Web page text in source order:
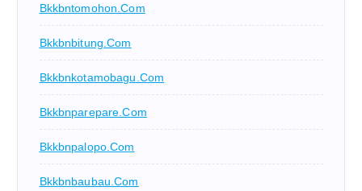
Bkkbntomohon.com
Bkkbnbitung.com
Bkkbnkotamobagu.com
Bkkbnparepare.com
Bkkbnpalopo.com
Bkkbnbaubau.com